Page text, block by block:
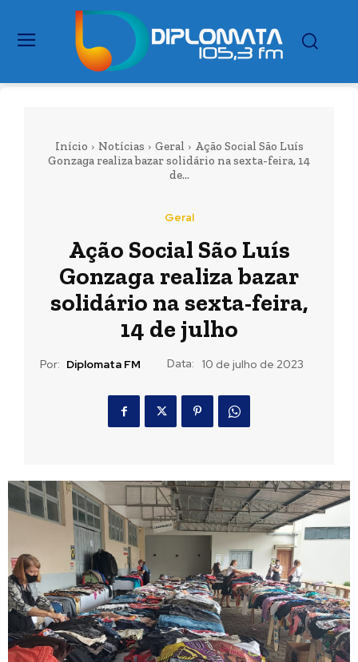
Início Notícias Geral
Ação Social São Luís
Gonzaga realiza bazar solidário na sexta-feira, 14
de...
Geral
Ação Social São Luís
Gonzaga realiza bazar
solidário na sexta-feira,
14 de julho
Por: Diplomata FM Data: 10 de julho de 2023